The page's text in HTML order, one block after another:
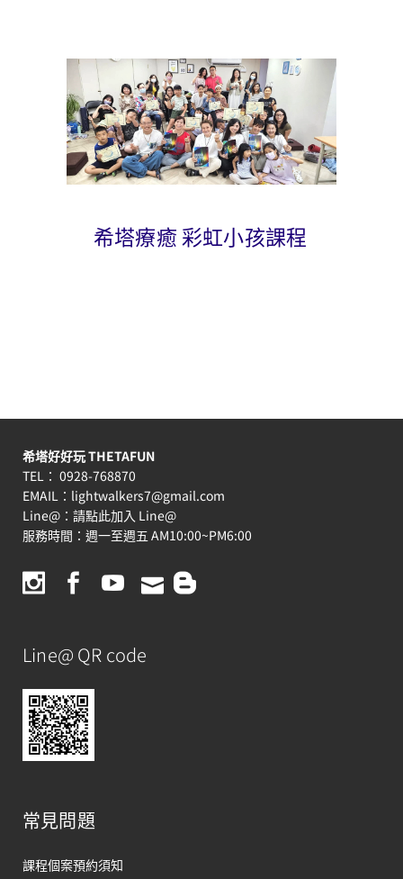
希塔療癒 彩虹小孩課程
希塔好好玩 THETAFUN
TEL： 0928-768870
EMAIL： lightwalkers7@gmail.com
Line@： 請點此加入 Line@
服務時間：週一至週五 AM10:00~PM6:00
Line@ QR code
常見問題
課程個案預約須知